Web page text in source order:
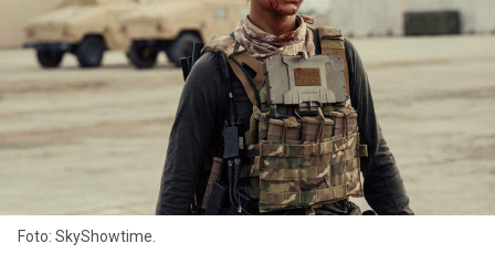
Foto: SkyShowtime.